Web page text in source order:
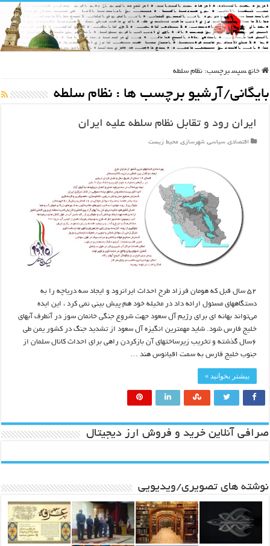
خانه سپس برچسب: نظام سلطه
بایگانی/آرشیو برچسب ها : نظام سلطه
ایران رود و تقابل نظام سلطه علیه ایران
اقتصادی, سیاسی, شهرسازی, محیط زیست
۵۲ سال قبل که هومان فرزاد طرح احداث ایرانرود و ایجاد سه دریاچه را به
دستگاههای مسئول ارائه داد در مخیله خود هم پیش بینی نمی کرد ، این ایده
می‌تواند بهانه ای برای رژیم آل سعود جهت شروع جنگی خانمان سوز در آنطرف آبهای
خلیج فارس شود. شاید مهمترین انگیزه آل سعود از تشدید جنگ در کشور یمن طی
۶سال گذشته و تخریب زیرساختهای آن بازکردن راهی برای احداث کانال سلمان از
جنوب خلیج فارس به سمت اقیانوس هند …
بیشتر بخوانید »
صرافی آنلاین خرید و فروش ارز دیجیتال
نوشته های تصویری/ویدیویی